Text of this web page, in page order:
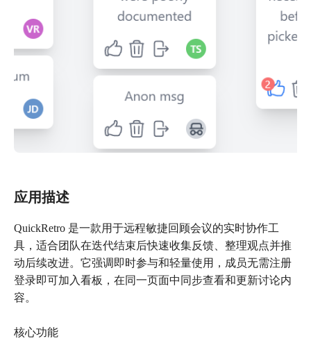
应用描述
QuickRetro 是一款用于远程敏捷回顾会议的实时协作工
具，适合团队在迭代结束后快速收集反馈、整理观点并推
动后续改进。它强调即时参与和轻量使用，成员无需注册
登录即可加入看板，在同一页面中同步查看和更新讨论内
容。
核心功能